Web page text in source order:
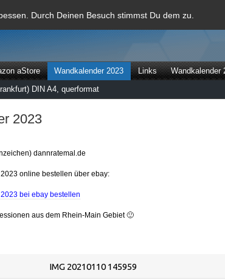
Durch Deinen Besuch stimmst Du dem zu.
aStore Wandkalender 2023 Links
Wandkalender
DIN A4, querformat
2023
dannratemal.de
online bestellen über ebay:
bei ebay bestellen
aus dem Rhein-Main Gebiet 🙂
IMG 20210110 145959